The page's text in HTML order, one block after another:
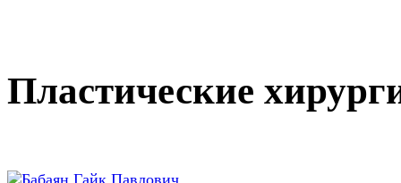
Пластические